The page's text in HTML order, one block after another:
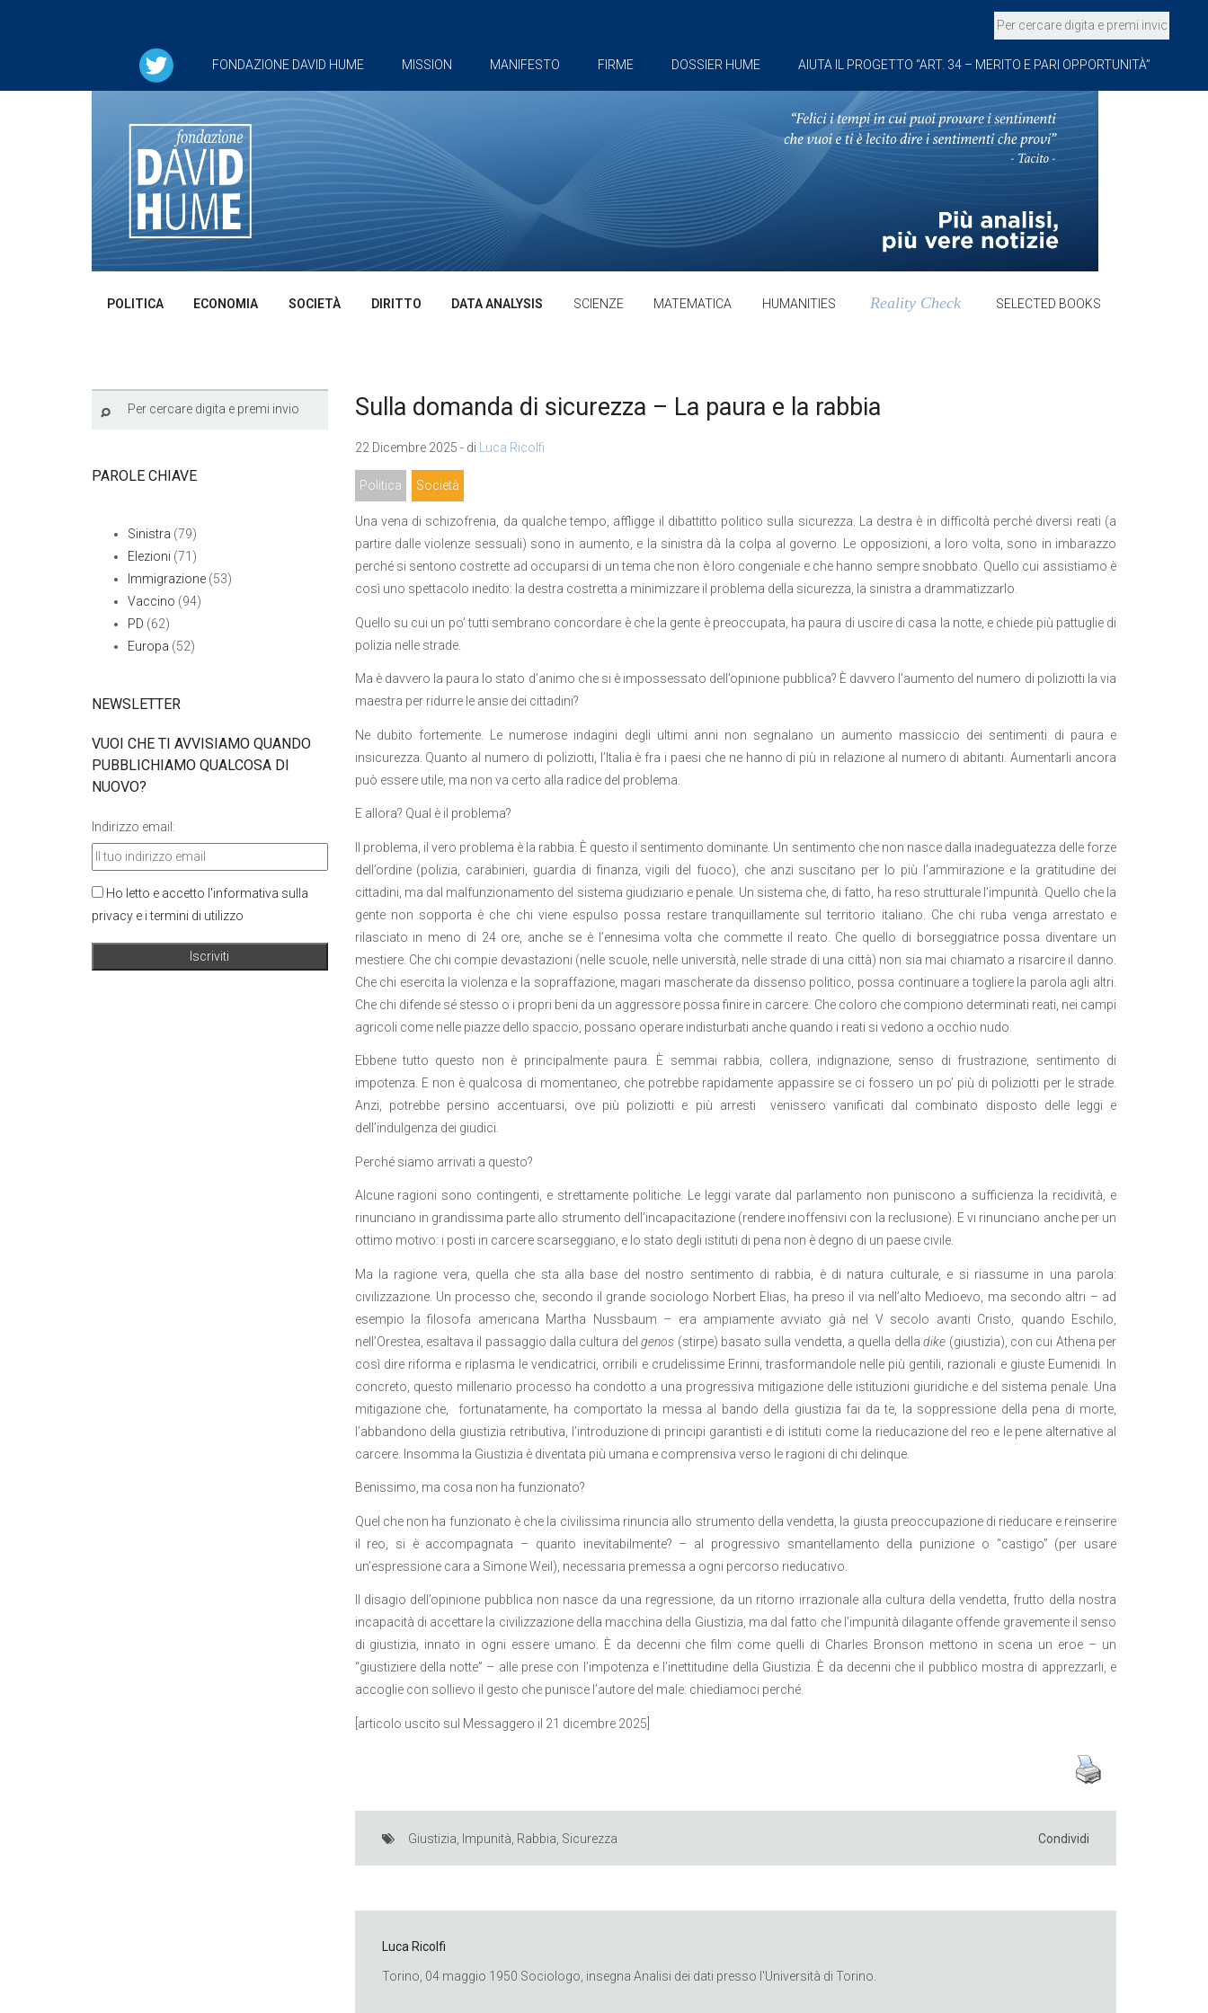
FONDAZIONE DAVID HUME MISSION MANIFESTO FIRME DOSSIER HUME AIUTA IL PROGETTO “ART. 34 – MERITO E PARI OPPORTUNITÀ”
POLITICA ECONOMIA SOCIETÀ DIRITTO DATA ANALYSIS SCIENZE MATEMATICA HUMANITIES Reality Check SELECTED BOOKS
Sulla domanda di sicurezza – La paura e la rabbia
22 Dicembre 2025 - di Luca Ricolfi
Politica Società
Una vena di schizofrenia, da qualche tempo, affligge il dibattitto politico sulla sicurezza. La destra è in difficoltà perché diversi reati (a
partire dalle violenze sessuali) sono in aumento, e la sinistra dà la colpa al governo. Le opposizioni, a loro volta, sono in imbarazzo
perché si sentono costrette ad occuparsi di un tema che non è loro congeniale e che hanno sempre snobbato. Quello cui assistiamo è
così uno spettacolo inedito: la destra costretta a minimizzare il problema della sicurezza, la sinistra a drammatizzarlo.
Quello su cui un po’ tutti sembrano concordare è che la gente è preoccupata, ha paura di uscire di casa la notte, e chiede più pattuglie di
polizia nelle strade.
Ma è davvero la paura lo stato d’animo che si è impossessato dell’opinione pubblica? Ѐ davvero l’aumento del numero di poliziotti la via
maestra per ridurre le ansie dei cittadini?
Ne dubito fortemente. Le numerose indagini degli ultimi anni non segnalano un aumento massiccio dei sentimenti di paura e
insicurezza. Quanto al numero di poliziotti, l’Italia è fra i paesi che ne hanno di più in relazione al numero di abitanti. Aumentarli ancora
può essere utile, ma non va certo alla radice del problema.
E allora? Qual è il problema?
Il problema, il vero problema è la rabbia. Ѐ questo il sentimento dominante. Un sentimento che non nasce dalla inadeguatezza delle forze
dell’ordine (polizia, carabinieri, guardia di finanza, vigili del fuoco), che anzi suscitano per lo più l’ammirazione e la gratitudine dei
cittadini, ma dal malfunzionamento del sistema giudiziario e penale. Un sistema che, di fatto, ha reso strutturale l’impunità. Quello che la
gente non sopporta è che chi viene espulso possa restare tranquillamente sul territorio italiano. Che chi ruba venga arrestato e
rilasciato in meno di 24 ore, anche se è l’ennesima volta che commette il reato. Che quello di borseggiatrice possa diventare un
mestiere. Che chi compie devastazioni (nelle scuole, nelle università, nelle strade di una città) non sia mai chiamato a risarcire il danno.
Che chi esercita la violenza e la sopraffazione, magari mascherate da dissenso politico, possa continuare a togliere la parola agli altri.
Che chi difende sé stesso o i propri beni da un aggressore possa finire in carcere. Che coloro che compiono determinati reati, nei campi
agricoli come nelle piazze dello spaccio, possano operare indisturbati anche quando i reati si vedono a occhio nudo.
Ebbene tutto questo non è principalmente paura. È semmai rabbia, collera, indignazione, senso di frustrazione, sentimento di
impotenza. E non è qualcosa di momentaneo, che potrebbe rapidamente appassire se ci fossero un po’ più di poliziotti per le strade.
Anzi, potrebbe persino accentuarsi, ove più poliziotti e più arresti venissero vanificati dal combinato disposto delle leggi e
dell’indulgenza dei giudici.
Perché siamo arrivati a questo?
Alcune ragioni sono contingenti, e strettamente politiche. Le leggi varate dal parlamento non puniscono a sufficienza la recidività, e
rinunciano in grandissima parte allo strumento dell’incapacitazione (rendere inoffensivi con la reclusione). E vi rinunciano anche per un
ottimo motivo: i posti in carcere scarseggiano, e lo stato degli istituti di pena non è degno di un paese civile.
Ma la ragione vera, quella che sta alla base del nostro sentimento di rabbia, è di natura culturale, e si riassume in una parola:
civilizzazione. Un processo che, secondo il grande sociologo Norbert Elias, ha preso il via nell’alto Medioevo, ma secondo altri – ad
esempio la filosofa americana Martha Nussbaum – era ampiamente avviato già nel V secolo avanti Cristo, quando Eschilo,
nell’Orestea, esaltava il passaggio dalla cultura delgenos (stirpe) basato sulla vendetta, a quella delladike (giustizia), con cui Athena per
così dire riforma e riplasma le vendicatrici, orribili e crudelissime Erinni, trasformandole nelle più gentili, razionali e giuste Eumenidi. In
concreto, questo millenario processo ha condotto a una progressiva mitigazione delle istituzioni giuridiche e del sistema penale. Una
mitigazione che, fortunatamente, ha comportato la messa al bando della giustizia fai da te, la soppressione della pena di morte,
l’abbandono della giustizia retributiva, l’introduzione di principi garantisti e di istituti come la rieducazione del reo e le pene alternative al
carcere. Insomma la Giustizia è diventata più umana e comprensiva verso le ragioni di chi delinque.
Benissimo, ma cosa non ha funzionato?
Quel che non ha funzionato è che la civilissima rinuncia allo strumento della vendetta, la giusta preoccupazione di rieducare e reinserire
il reo, si è accompagnata – quanto inevitabilmente? – al progressivo smantellamento della punizione o “castigo” (per usare
un’espressione cara a Simone Weil), necessaria premessa a ogni percorso rieducativo.
Il disagio dell’opinione pubblica non nasce da una regressione, da un ritorno irrazionale alla cultura della vendetta, frutto della nostra
incapacità di accettare la civilizzazione della macchina della Giustizia, ma dal fatto che l’impunità dilagante offende gravemente il senso
di giustizia, innato in ogni essere umano. È da decenni che film come quelli di Charles Bronson mettono in scena un eroe – un
“giustiziere della notte” – alle prese con l’impotenza e l’inettitudine della Giustizia. È da decenni che il pubblico mostra di apprezzarli, e
accoglie con sollievo il gesto che punisce l’autore del male: chiediamoci perché.
[articolo uscito sul Messaggero il 21 dicembre 2025]
Giustizia Impunità Rabbia Sicurezza Condividi
Luca Ricolfi
Torino, 04 maggio 1950 Sociologo, insegna Analisi dei dati presso l'Università di Torino.
PAROLE CHIAVE
Sinistra (79)
Elezioni (71)
Immigrazione (53)
Vaccino (94)
PD (62)
Europa (52)
NEWSLETTER
VUOI CHE TI AVVISIAMO QUANDO
PUBBLICHIAMO QUALCOSA DI
NUOVO?
Indirizzo email:
Ho letto e accetto l'informativa sulla
privacy e i termini di utilizzo